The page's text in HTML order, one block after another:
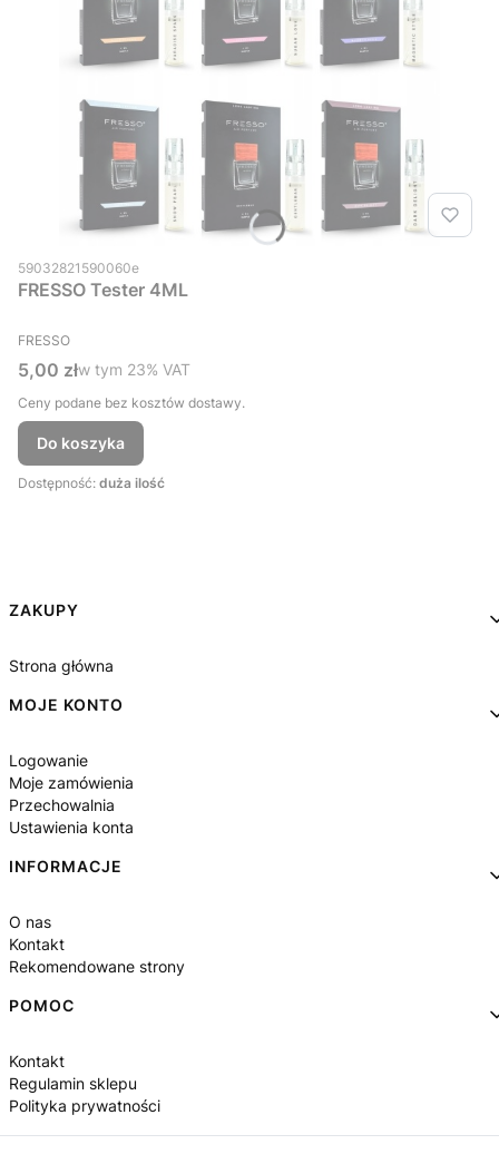
Kod produktu
59032821590060e
FRESSO Tester 4ML
PRODUCENT
FRESSO
Cena brutto
5,00 złw tym %s VAT
w tym 23% VAT
Ceny podane bez kosztów dostawy.
Do koszyka
Dostępność: duża ilość
Linki w stopce
ZAKUPY
Strona główna
MOJE KONTO
Logowanie
Moje zamówienia
Przechowalnia
Ustawienia konta
INFORMACJE
O nas
Kontakt
Rekomendowane strony
POMOC
Kontakt
Regulamin sklepu
Polityka prywatności